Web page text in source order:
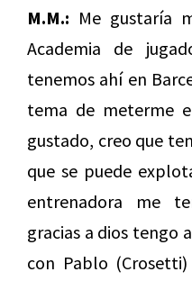
M.M.: Me gustaría
Academia de
tenemos ahí en
tema de meterme
gustado, creo que
que se puede
entrenadora me
gracias a dios tengo
con Pablo